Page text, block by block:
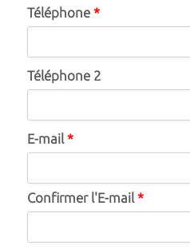
Téléphone *
Téléphone 2
E-mail*
Confirmer l'E-mail*